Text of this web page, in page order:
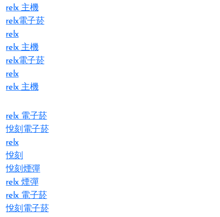
relx 主機
relx電子菸
relx
relx 主機
relx電子菸
relx
relx 主機
relx 電子菸
悅刻電子菸
relx
悅刻
悅刻煙彈
relx 煙彈
relx 電子菸
悅刻電子菸